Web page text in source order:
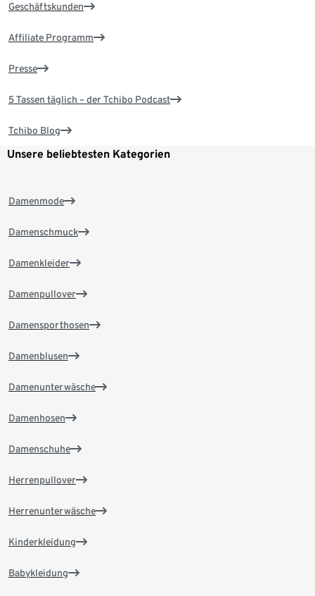
Geschäftskunden
Affiliate Programm
Presse
5 Tassen täglich – der Tchibo Podcast
Tchibo Blog
Unsere beliebtesten Kategorien
Damenmode
Damenschmuck
Damenkleider
Damenpullover
Damensporthosen
Damenblusen
Damenunterwäsche
Damenhosen
Damenschuhe
Herrenpullover
Herrenunterwäsche
Kinderkleidung
Babykleidung